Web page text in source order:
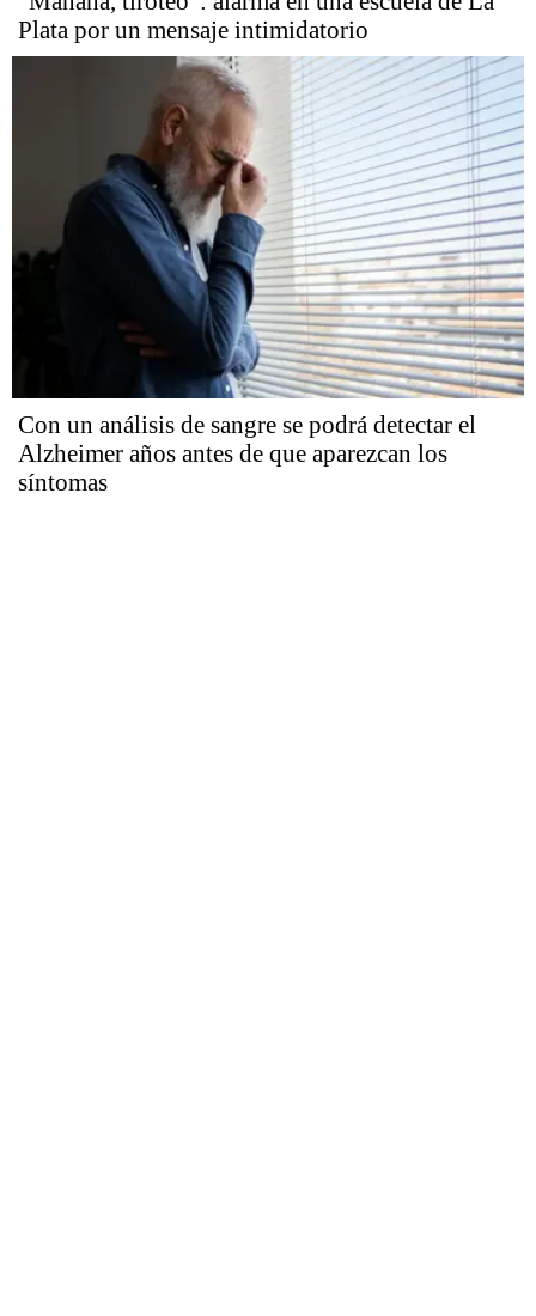
Plata por un mensaje intimidatorio
Con un análisis de sangre se podrá detectar el
Alzheimer años antes de que aparezcan los
síntomas